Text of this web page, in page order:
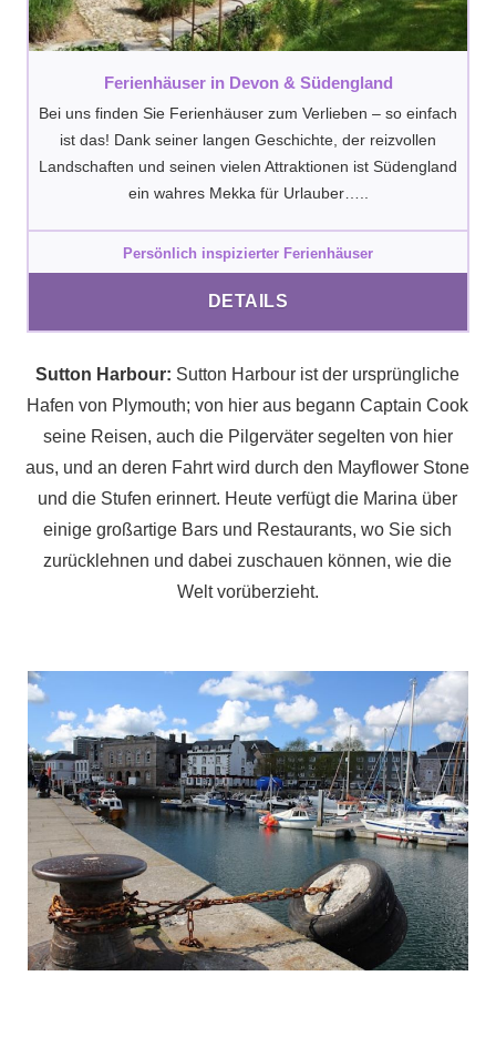
Ferienhäuser in Devon & Südengland
Bei uns finden Sie Ferienhäuser zum Verlieben – so einfach
ist das! Dank seiner langen Geschichte, der reizvollen
Landschaften und seinen vielen Attraktionen ist Südengland
ein wahres Mekka für Urlauber…..
Persönlich inspizierter Ferienhäuser
DETAILS
Sutton Harbour: Sutton Harbour ist der ursprüngliche
Hafen von Plymouth; von hier aus begann Captain Cook
seine Reisen, auch die Pilgerväter segelten von hier
aus, und an deren Fahrt wird durch den Mayflower Stone
und die Stufen erinnert. Heute verfügt die Marina über
einige großartige Bars und Restaurants, wo Sie sich
zurücklehnen und dabei zuschauen können, wie die
Welt vorüberzieht.